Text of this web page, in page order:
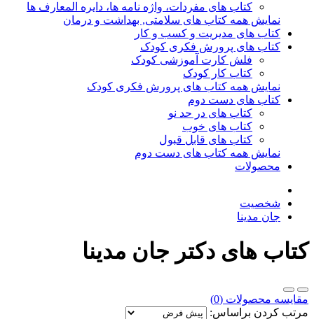
کتاب های مفردات، واژه نامه ها، دایره المعارف ها
نمایش همه کتاب های سلامتی, بهداشت و درمان
کتاب های مدیریت و کسب و کار
کتاب های پرورش فکری کودک
فلش کارت آموزشی کودک
کتاب کار کودک
نمایش همه کتاب های پرورش فکری کودک
کتاب های دست دوم
کتاب های در حد نو
کتاب های خوب
کتاب های قابل قبول
نمایش همه کتاب های دست دوم
محصولات
شخصیت
جان مدینا
کتاب های دکتر جان مدینا
مقایسه محصولات (0)
مرتب کردن براساس: